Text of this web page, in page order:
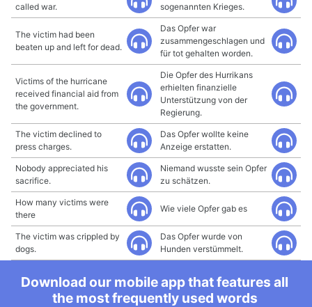
called war.
sogenannten Krieges.
The victim had been
beaten up and left for dead.
Das Opfer war
zusammengeschlagen und
für tot gehalten worden.
Victims of the hurricane
received financial aid from
the government.
Die Opfer des Hurrikans
erhielten finanzielle
Unterstützung von der
Regierung.
The victim declined to
press charges.
Das Opfer wollte keine
Anzeige erstatten.
Nobody appreciated his
sacrifice.
Niemand wusste sein Opfer
zu schätzen.
How many victims were
there
Wie viele Opfer gab es
The victim was crippled by
dogs.
Das Opfer wurde von
Hunden verstümmelt.
Download our mobile app that features all
the most frequently used words